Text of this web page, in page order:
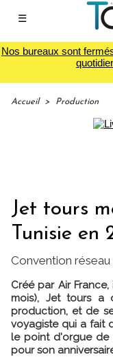
☰
Nos bureaux sont
Accueil > Production
Jet tours
Tunisie en
Convention
Créé par Air
mois), Jet tours a
production, et de
voyagiste qui a fait
le point d'orgue de
pour son